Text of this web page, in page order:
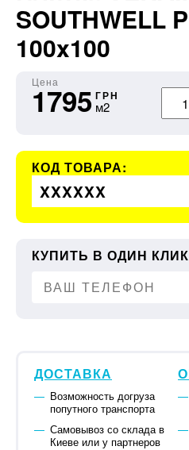
SOUTHWELL
100x100
Цена
1795 ГРН
м2
КОД ТОВАРА:
XXXXXX
КУПИТЬ В ОДИН КЛИК
ДОСТАВКА
Возможность догруза
попутного транспорта
Самовывоз со склада в
Киеве или у партнеров